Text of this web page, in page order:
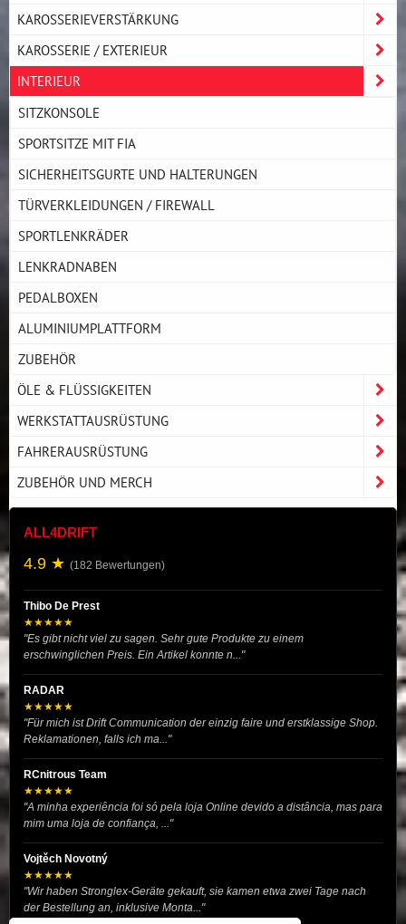
KAROSSERIEVERSTÄRKUNG
KAROSSERIE / EXTERIEUR
INTERIEUR
SITZKONSOLE
SPORTSITZE MIT FIA
SICHERHEITSGURTE UND HALTERUNGEN
TÜRVERKLEIDUNGEN / FIREWALL
SPORTLENKRÄDER
LENKRADNABEN
PEDALBOXEN
ALUMINIUMPLATTFORM
ZUBEHÖR
ÖLE & FLÜSSIGKEITEN
WERKSTATTAUSRÜSTUNG
FAHRERAUSRÜSTUNG
ZUBEHÖR UND MERCH
ALL4DRIFT
4.9 ★ (182 Bewertungen)
Thibo De Prest
★★★★★
"Es gibt nicht viel zu sagen. Sehr gute Produkte zu einem
erschwinglichen Preis. Ein Artikel konnte n..."
RADAR
★★★★★
"Für mich ist Drift Communication der einzig faire und erstklassige Shop.
Reklamationen, falls ich ma..."
RCnitrous Team
★★★★★
"A minha experiência foi só pela loja Online devido a distância, mas para
mim uma loja de confiança, ..."
Vojtěch Novotný
★★★★★
"Wir haben Stronglex-Geräte gekauft, sie kamen etwa zwei Tage nach
der Bestellung an, inklusive Monta..."